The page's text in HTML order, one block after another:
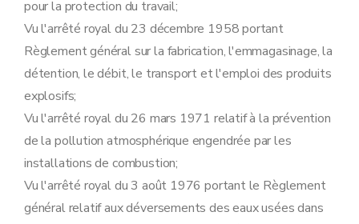
Art. 29
Section 2
Procédure d'octroi du permis unique
Sous-section première Introduction de la demande
Art. 30
Art. 31
Art. 32
Art. 34
Sous-section 2 Enquête publique
Art. 35
Art. 36
Art. 38
Art. 39
pour la protection du travail;
Vu l'arrêté royal du 23 décembre 1958 portant
Règlement général sur la fabrication, l'emmagasinage, la
détention, le débit, le transport et l'emploi des produits
explosifs;
Vu l'arrêté royal du 26 mars 1971 relatif à la prévention
de la pollution atmosphérique engendrée par les
installations de combustion;
Vu l'arrêté royal du 3 août 1976 portant le Règlement
général relatif aux déversements des eaux usées dans